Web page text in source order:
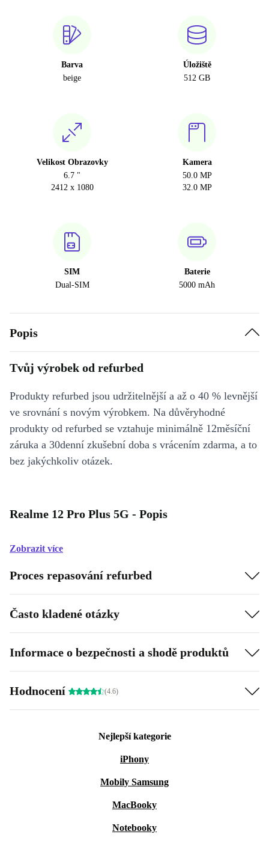
Barva
beige
Úložiště
512 GB
Velikost Obrazovky
6.7 "
2412 x 1080
Kamera
50.0 MP
32.0 MP
SIM
Dual-SIM
Baterie
5000 mAh
Popis
Tvůj výrobek od refurbed
Produkty refurbed jsou udržitelnější a až o 40 % levnější
ve srovnání s novým výrobkem. Na důvěryhodné
produkty od refurbed se vztahuje minimálně 12měsíční
záruka a 30denní zkušební doba s vrácením zdarma, a to
bez jakýchkoliv otázek.
Realme 12 Pro Plus 5G - Popis
Zobrazit více
Proces repasování refurbed
Často kladené otázky
Informace o bezpečnosti a shodě produktů
Hodnocení (4.6)
Nejlepší kategorie
iPhony
Mobily Samsung
MacBooky
Notebooky